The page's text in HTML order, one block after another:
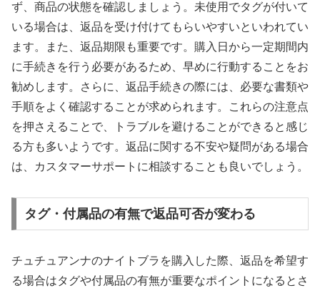
ず、商品の状態を確認しましょう。未使用でタグが付いて
いる場合は、返品を受け付けてもらいやすいといわれてい
ます。また、返品期限も重要です。購入日から一定期間内
に手続きを行う必要があるため、早めに行動することをお
勧めします。さらに、返品手続きの際には、必要な書類や
手順をよく確認することが求められます。これらの注意点
を押さえることで、トラブルを避けることができると感じ
る方も多いようです。返品に関する不安や疑問がある場合
は、カスタマーサポートに相談することも良いでしょう。
タグ・付属品の有無で返品可否が変わる
チュチュアンナのナイトブラを購入した際、返品を希望す
る場合はタグや付属品の有無が重要なポイントになるとさ